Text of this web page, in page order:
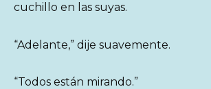
cuchillo en las suyas.
“Adelante,” dije suavemente.
“Todos están mirando.”